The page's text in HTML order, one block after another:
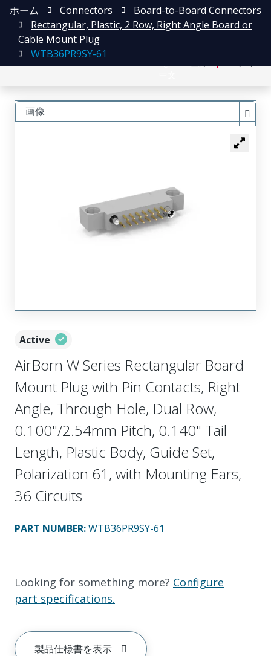
ホーム Connectors
Board-to-Board Connectors
Rectangular, Plastic, 2 Row, Right Angle Board or
Cable Mount Plug
WTB36PR9SY-61
Active
AirBorn W Series Rectangular Board
Mount Plug with Pin Contacts, Right
Angle, Through Hole, Dual Row,
0.100"/2.54mm Pitch, 0.140" Tail
Length, Plastic Body, Guide Set,
Polarization 61, with Mounting Ears,
36 Circuits
PART NUMBER:WTB36PR9SY-61
Looking for something more? Configure
part specifications.
製品仕様書を表示
画像